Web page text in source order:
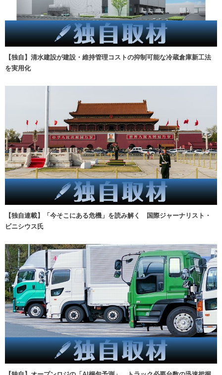
【独自】清水建設が建設・維持管理コストの抑制可能な冷蔵倉庫新工法
を実用化
【独自連載】「今そこにある危機」を読み解く 国際ジャーナリスト・
ビニシウス氏